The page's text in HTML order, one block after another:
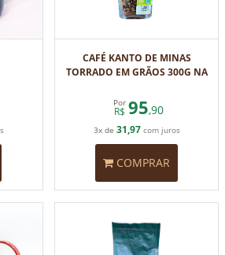
CAFÉ KANTO DE MINAS
TORRADO EM GRÃOS 300G NA
Por
R$ 95,90
3x de 31,97com juros
COMPRAR